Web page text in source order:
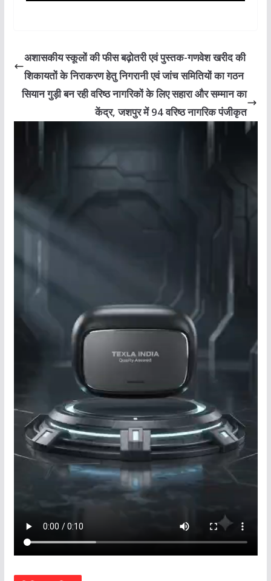
अशासकीय स्कूलों की फीस बढ़ोतरी एवं पुस्तक-गणवेश खरीद की
शिकायतों के निराकरण हेतु निगरानी एवं जांच समितियों का गठन
सियान गुड़ी बन रही वरिष्ठ नागरिकों के लिए सहारा और सम्मान का
केंद्र, जशपुर में 94 वरिष्ठ नागरिक पंजीकृत